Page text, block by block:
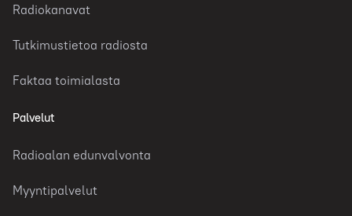
Radiokanavat
Tutkimustietoa radiosta
Faktaa toimialasta
Palvelut
Radioalan edunvalvonta
Myyntipalvelut